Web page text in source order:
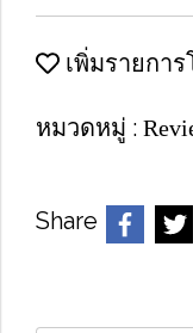
เพิ่มรายกา
หมวดหมู่ :
Share